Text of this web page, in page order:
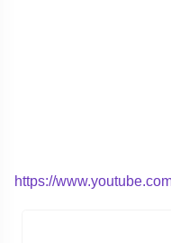
https://